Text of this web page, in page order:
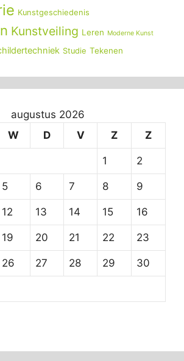
Kunstgeschiedenis
Kunstveiling Leren Moderne Kunst
Studie Tekenen
augustus 2026
W D V Z Z
1 2
5 6 7 8 9
12 13 14 15 16
19 20 21 22 23
26 27 28 29 30